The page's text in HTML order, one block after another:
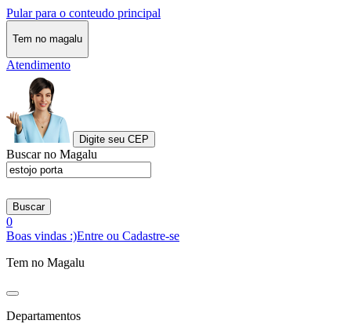
Pular para o conteudo principal
Tem no magalu
Atendimento
Digite seu CEP
Buscar no Magalu
Buscar
0
Boas vindas :)Entre ou Cadastre-se
Tem no Magalu
Departamentos